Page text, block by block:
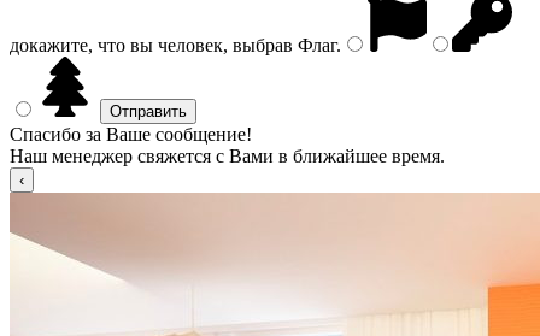
докажите, что вы человек, выбрав Флаг.
Спасибо за Ваше сообщение!
Наш менеджер свяжется с Вами в ближайшее время.